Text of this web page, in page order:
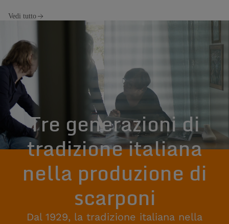
Vedi tutto
Tre generazioni di
tradizione italiana
nella produzione di
scarponi
Dal 1929, la tradizione italiana nella